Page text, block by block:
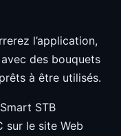
l’application,
des bouquets
à être utilisés.
STB
sur le site Web